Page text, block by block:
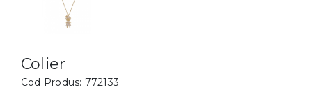
BIJUTERII COPII
Cercei
Bratari
Colier
Cod Produs: 772133